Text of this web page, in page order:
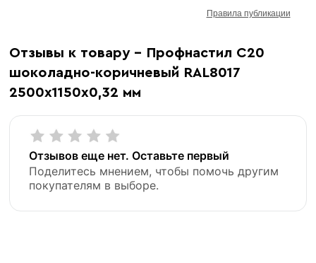
Отзывы к товару - Профнастил С20
шоколадно-коричневый RAL8017
2500х1150х0,32 мм
Отзывов еще нет. Оставьте первый
Поделитесь мнением, чтобы помочь другим
покупателям в выборе.
Правила публикации